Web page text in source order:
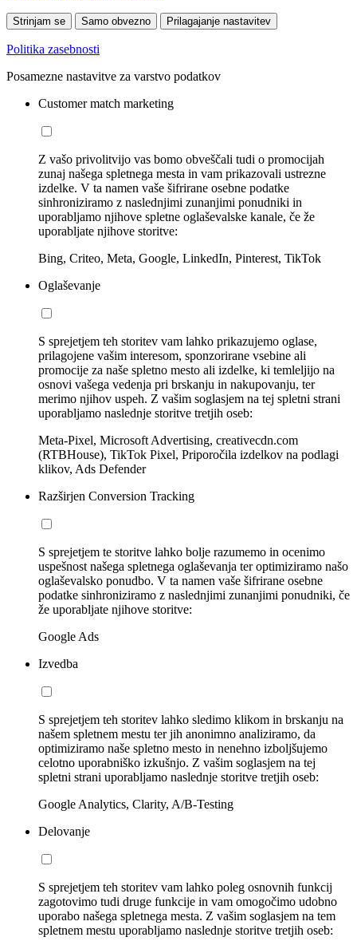
Strinjam se Samo obvezno Prilagajanje nastavitev
Politika zasebnosti
Posamezne nastavitve za varstvo podatkov
Customer match marketing
Z vašo privolitvijo vas bomo obveščali tudi o promocijah
zunaj našega spletnega mesta in vam prikazovali ustrezne
izdelke. V ta namen vaše šifrirane osebne podatke
sinhroniziramo z naslednjimi zunanjimi ponudniki in
uporabljamo njihove spletne oglaševalske kanale, če že
uporabljate njihove storitve:
Bing, Criteo, Meta, Google, LinkedIn, Pinterest, TikTok
Oglaševanje
S sprejetjem teh storitev vam lahko prikazujemo oglase,
prilagojene vašim interesom, sponzorirane vsebine ali
promocije za naše spletno mesto ali izdelke, ki temleljijo na
osnovi vašega vedenja pri brskanju in nakupovanju, ter
merimo njihov uspeh. Z vašim soglasjem na tej spletni strani
uporabljamo naslednje storitve tretjih oseb:
Meta-Pixel, Microsoft Advertising, creativecdn.com
(RTBHouse), TikTok Pixel, Priporočila izdelkov na podlagi
klikov, Ads Defender
Razširjen Conversion Tracking
S sprejetjem te storitve lahko bolje razumemo in ocenimo
uspešnost našega spletnega oglaševanja ter optimiziramo našo
oglaševalsko ponudbo. V ta namen vaše šifrirane osebne
podatke sinhroniziramo z naslednjimi zunanjimi ponudniki, če
že uporabljate njihove storitve:
Google Ads
Izvedba
S sprejetjem teh storitev lahko sledimo klikom in brskanju na
našem spletnem mestu ter jih anonimno analiziramo, da
optimiziramo naše spletno mesto in nenehno izboljšujemo
celotno uporabniško izkušnjo. Z vašim soglasjem na tej
spletni strani uporabljamo naslednje storitve tretjih oseb:
Google Analytics, Clarity, A/B-Testing
Delovanje
S sprejetjem teh storitev vam lahko poleg osnovnih funkcij
zagotovimo tudi druge funkcije in vam omogočimo udobno
uporabo našega spletnega mesta. Z vašim soglasjem na tem
spletnem mestu uporabljamo naslednje storitve tretjih oseb: